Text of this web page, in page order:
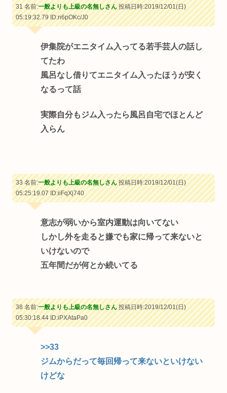
31 名前:一般よりも上級の名無しさん投稿日時:2019/12/01(日)
05:19:32.79ID:n6pOKc/J0
伊集院がエニタイム入ってる若手芸人の話し
てたわ
風呂なし借りてエニタイム入ったほうが安く
なるって話
実際自分もジム入ったら風呂自宅でほとんど
入らん
33 名前:一般よりも上級の名無しさん投稿日時:2019/12/01(日)
05:25:19.07ID:iiFqXj740
意志が弱いから室内運動は向いてない
しかし外を走ると嫌でも家に帰って来ないと
いけないので
五年間だが何とか続いてる
38 名前:一般よりも上級の名無しさん投稿日時:2019/12/01(日)
05:30:18.44ID:iPXAtaPa0
>>33
ジムからだって毎回帰って来ないといけない
けどな